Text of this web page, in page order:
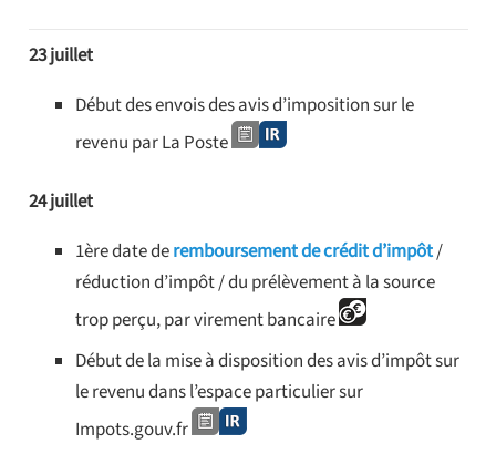
23 juillet
Début des envois des avis d’imposition sur le
revenu par La Poste
24 juillet
1ère date deremboursement de crédit d’impôt/
réduction d’impôt / du prélèvement à la source
trop perçu, par virement bancaire
Début de la mise à disposition des avis d’impôt sur
le revenu dans l’espace particulier sur
Impots.gouv.fr